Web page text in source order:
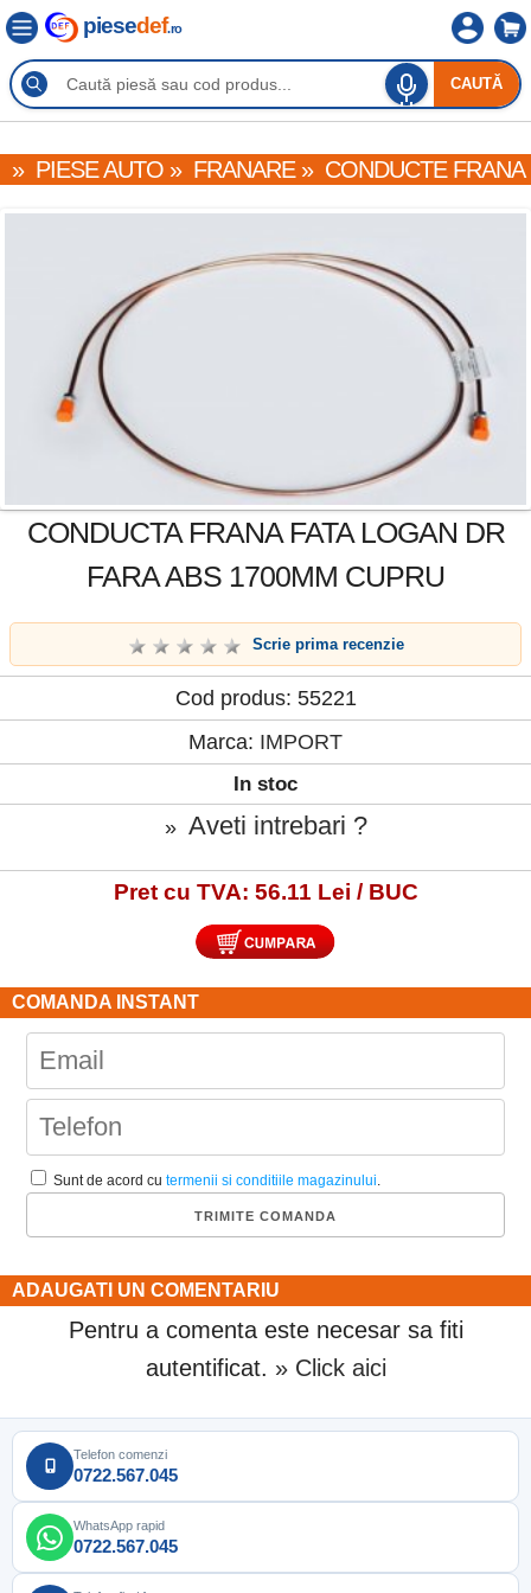
CAUTĂ
piesedef.ro
» PIESE AUTO » FRANARE» CONDUCTE FRANA
CONDUCTA FRANA FATA LOGAN DR
FARA ABS 1700MM CUPRU
Scrie prima recenzie
Cod produs: 55221
Marca: IMPORT
In stoc
» Aveti intrebari ?
Pret cu TVA: 56.11 Lei / BUC
COMANDA INSTANT
Sunt de acord cutermenii si conditiile magazinului
ADAUGATI UN COMENTARIU
Pentru a comenta este necesar sa fiti
autentificat. » Click aici
Telefon comenzi
0722.567.045
WhatsApp rapid
0722.567.045